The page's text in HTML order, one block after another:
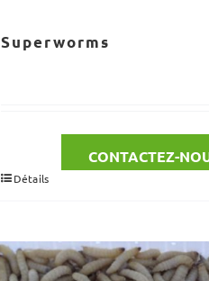
Superworms
CONTACTEZ-
Détails